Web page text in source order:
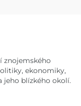
znojemského
ekonomiky,
jeho blízkého okolí.